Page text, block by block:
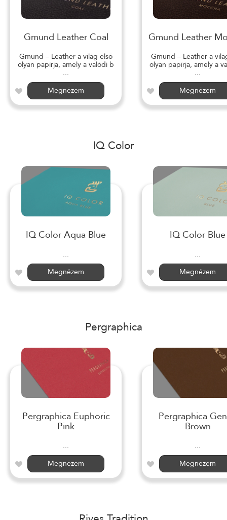
Gmund Leather Coal
Gmund – Leather a világ első
olyan papírja, amely a valódi b
...
Megnézem
Gmund Leather
Gmund – Leather a
olyan papírja, amely a
...
Megnézem
IQ Color
IQ Color Aqua Blue
...
Megnézem
IQ Color Blue
...
Megnézem
Pergraphica
Pergraphica Euphoric
Pink
...
Megnézem
Pergraphica
Brown
...
Megnézem